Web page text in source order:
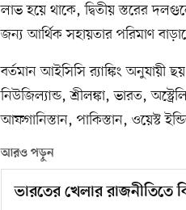
লাভ হয়ে থাকে, দ্বিতীয় স্তরের
জন্য আর্থিক সহায়তার পরিমাণ
বর্তমান আইসিসি র‍্যাঙ্কিং অনুযায়ী
নিউজিল্যান্ড, শ্রীলঙ্কা, ভারত,
আফগানিস্তান, পাকিস্তান, ওয়েস্ট
আরও পড়ুন
ভারতের খেলার রাজনীতিতে